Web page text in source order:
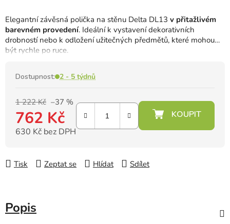
Elegantní závěsná polička na stěnu Delta DL13 v přitažlivém
barevném provedení. Ideální k vystavení dekorativních
drobností nebo k odložení užitečných předmětů, které mohou
být rychle po ruce.
Dostupnost: 2 - 5 týdnů
1 222 Kč –37 %
762 Kč
630 Kč bez DPH
Tisk
Zeptat se Hlídat Sdílet
Popis